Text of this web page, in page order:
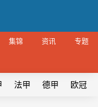
集锦 资讯 专题
法甲 德甲 欧冠